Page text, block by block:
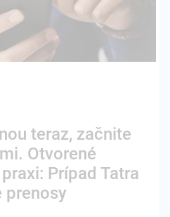
teraz, začnite
Otvorené
Prípad Tatra
prenosy